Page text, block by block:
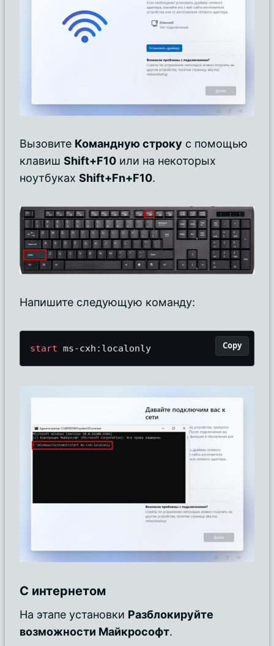
Вызовите Командную строку с помощью
клавиш Shift+F10 или на некоторых
ноутбуках Shift+Fn+F10.
Напишите следующую команду:
start ms-cxh:localonly Copy
С интернетом
На этапе установки Разблокируйте
возможности Майкрософт.